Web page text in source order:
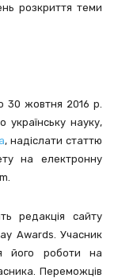
розкриття теми
30 жовтня 2016 р.
українську науку,
, надіслати статтю
на електронну
редакція сайту
Awards. Учасник
його роботи на
Переможців